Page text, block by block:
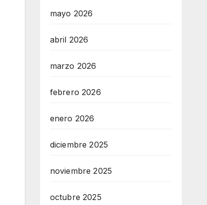
mayo 2026
abril 2026
marzo 2026
febrero 2026
enero 2026
diciembre 2025
noviembre 2025
octubre 2025